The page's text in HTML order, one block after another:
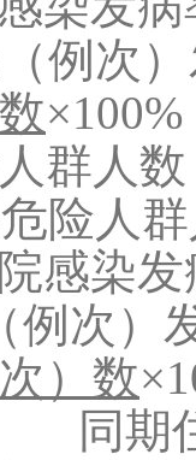
次）
群人数
人群
感染
例次）
）数
患